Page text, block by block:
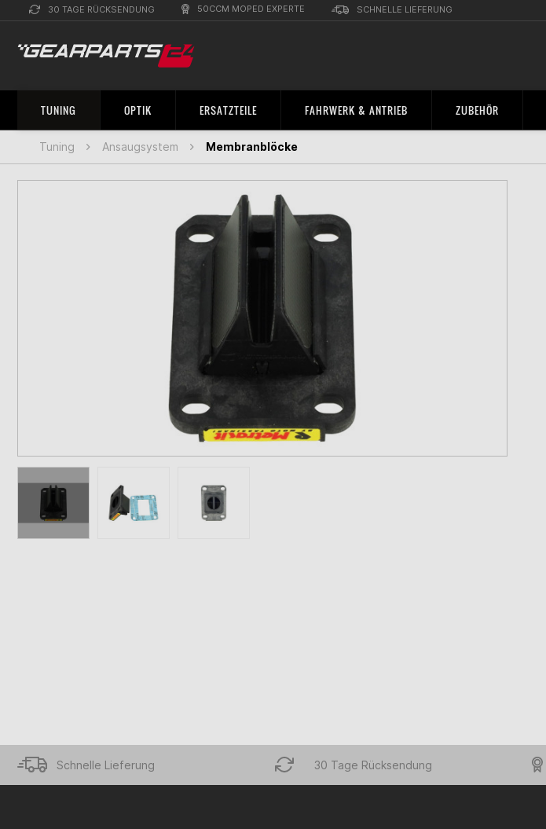
30 TAGE RÜCKSENDUNG 50CCM MOPED EXPERTE SCHNELLE LIEFERUNG
TUNING OPTIK ERSATZTEILE FAHRWERK & ANTRIEB ZUBEHÖR
Tuning Ansaugsystem Membranblöcke
Schnelle Lieferung 30 Tage Rücksendung